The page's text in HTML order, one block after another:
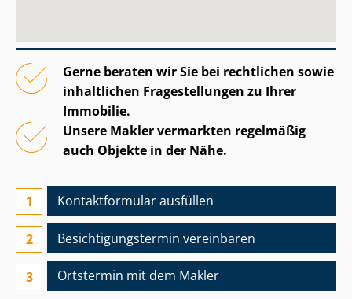
Gerne beraten wir Sie bei rechtlichen sowie
inhaltlichen Fragestellungen zu Ihrer
Immobilie.
Unsere Makler vermarkten regelmäßig
auch Objekte in der Nähe.
Kontaktformular ausfüllen
Besichtigungs­termin vereinbaren
Ortstermin mit dem Makler